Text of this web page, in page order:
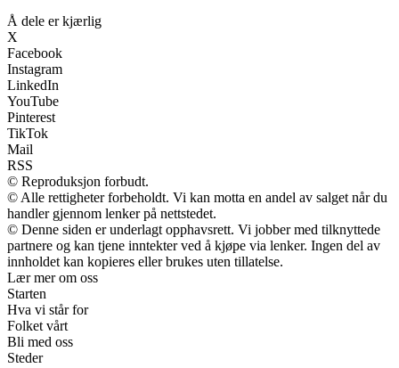
Å dele er kjærlig
X
Facebook
Instagram
LinkedIn
YouTube
Pinterest
TikTok
Mail
RSS
© Reproduksjon forbudt.
© Alle rettigheter forbeholdt. Vi kan motta en andel av salget når du
handler gjennom lenker på nettstedet.
© Denne siden er underlagt opphavsrett. Vi jobber med tilknyttede
partnere og kan tjene inntekter ved å kjøpe via lenker. Ingen del av
innholdet kan kopieres eller brukes uten tillatelse.
Lær mer om oss
Starten
Hva vi står for
Folket vårt
Bli med oss
Steder